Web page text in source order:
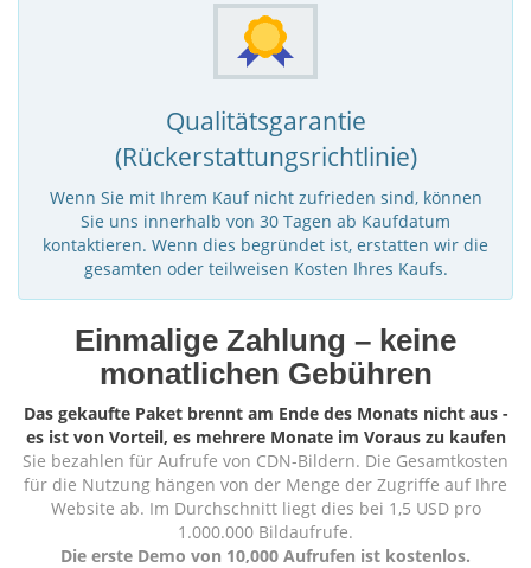
Qualitätsgarantie
(Rückerstattungsrichtlinie)
Wenn Sie mit Ihrem Kauf nicht zufrieden sind, können
Sie uns innerhalb von 30 Tagen ab Kaufdatum
kontaktieren. Wenn dies begründet ist, erstatten wir die
gesamten oder teilweisen Kosten Ihres Kaufs.
Einmalige Zahlung – keine
monatlichen Gebühren
Das gekaufte Paket brennt am Ende des Monats nicht aus -
es ist von Vorteil, es mehrere Monate im Voraus zu kaufen
Sie bezahlen für Aufrufe von CDN-Bildern. Die Gesamtkosten
für die Nutzung hängen von der Menge der Zugriffe auf Ihre
Website ab. Im Durchschnitt liegt dies bei 1,5 USD pro
1.000.000 Bildaufrufe.
Die erste Demo von 10,000 Aufrufen ist kostenlos.